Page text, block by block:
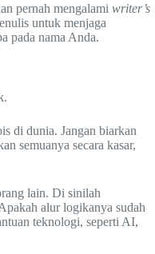
pernah mengalami writer’s
untuk menjaga
pada nama Anda.
di dunia. Jangan biarkan
semuanya secara kasar,
lain. Di sinilah
alur logikanya sudah
teknologi, seperti AI,